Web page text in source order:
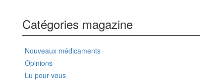
Catégories magazine
Nouveaux médicaments
Opinions
Lu pour vous